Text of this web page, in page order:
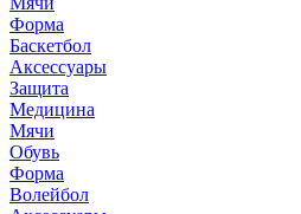
Форма
Баскетбол
Аксессуары
Защита
Медицина
Мячи
Обувь
Форма
Волейбол